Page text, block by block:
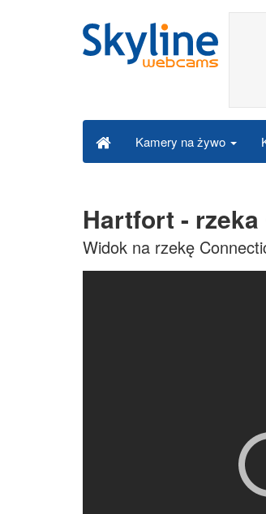
Kamery na żywo
Hartfort -
Widok na rzekę